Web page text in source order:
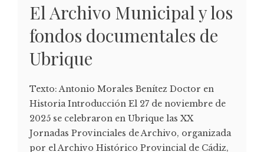
El Archivo Municipal y los
fondos documentales de
Ubrique
Texto: Antonio Morales Benítez Doctor en
Historia Introducción El 27 de noviembre de
2025 se celebraron en Ubrique las XX
Jornadas Provinciales de Archivo, organizada
por el Archivo Histórico Provincial de Cádiz,